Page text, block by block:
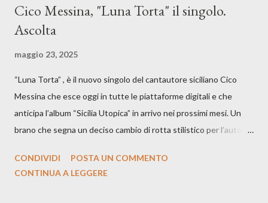
Cico Messina, "Luna Torta" il singolo.
Ascolta
maggio 23, 2025
“Luna Torta” , è il nuovo singolo del cantautore siciliano Cico
Messina che esce oggi in tutte le piattaforme digitali e che
anticipa l’album “Sicilia Utopica” in arrivo nei prossimi mesi. Un
brano che segna un deciso cambio di rotta stilistico per l’autore
testo ibrido tra italiano e siciliano, e un’urgenza espressiva che
CONDIVIDI
POSTA UN COMMENTO
CONTINUA A LEGGERE